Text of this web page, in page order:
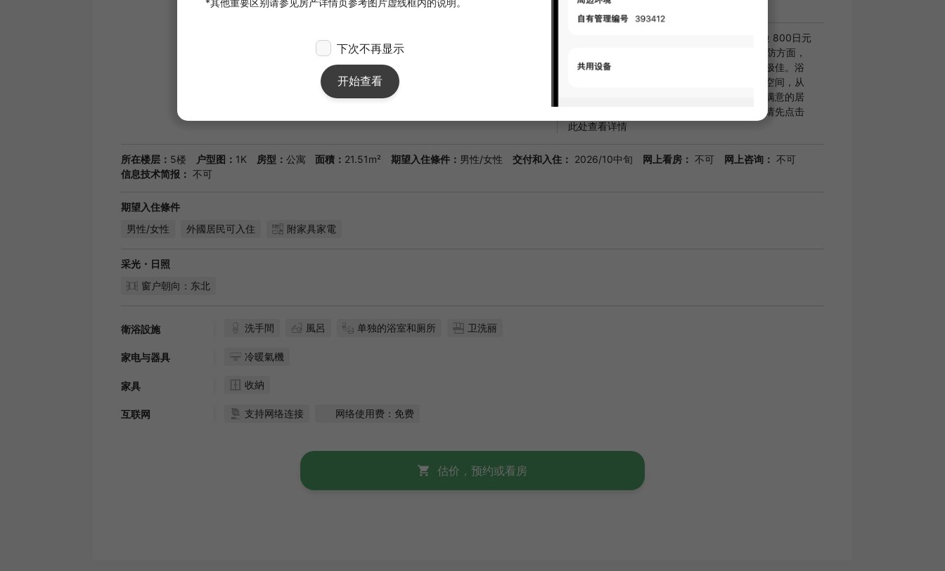
2年0月
Rib Club 2200日元（月费） SBI小额短期保险 800日元
（月费） 诚邀您前来参观“AZEST立川”。在安防方面，
配备了电视对讲机、自动门锁等设施，安全性极佳。浴
室配有烘干机，若想在室内晾衣，可利用浴室空间，从
而确保更宽敞的居住空间。何不选择一处令您满意的居
所呢？让我们共同营造更美好的居住环境吧。请先点击
此处查看详情
所在楼层： 5楼 户型图： 1K 房型： 公寓 面積： 21.51m² 期望入住條件： 男性/女性 交付和入住： 2026/10中旬 网上看房： 不可 网上咨询： 不可
信息技术简报： 不可
期望入住條件
男性/女性
外國居民可入住 附家具家電
采光・日照
窗户朝向：东北
衛浴設施 洗手間 風呂 单独的浴室和厕所 卫洗丽
家电与器具 冷暖氣機
家具 收納
互联网 支持网络连接 网络使用费：免费
估价，预约或看房